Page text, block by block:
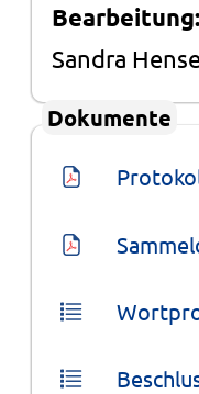
Bearbeitung:
Sandra
Dokumente